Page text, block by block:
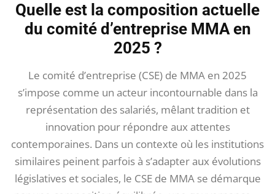
Quelle est la composition actuelle
du comité d’entreprise MMA en
2025 ?
Le comité d’entreprise (CSE) de MMA en 2025
s’impose comme un acteur incontournable dans la
représentation des salariés, mêlant tradition et
innovation pour répondre aux attentes
contemporaines. Dans un contexte où les institutions
similaires peinent parfois à s’adapter aux évolutions
législatives et sociales, le CSE de MMA se démarque